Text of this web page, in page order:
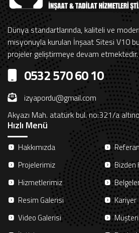
Dünya standartlarında, kaliteli ve
misyonuyla kurulan İnşaat Sitesi V10
projeler geliştirmeye devam etmektedir.
0532 570 60 10
izyapordu@gmail.com
Akyazı Mah. atatürk bul. no:321/a
Hızlı Menü
Hakkımızda
Projelerimiz
Hizmetlerimiz
Resim Galerisi
Video Galerisi
Bizden
Kariyer